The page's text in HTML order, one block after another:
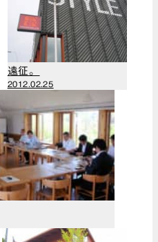
2022年7月
（1）
2022年6月
（1）
2022年5月
2022年4月
（1）
2022年3月
（1）
2021年11月
（1）
（1）
遠征。
2012.02.25